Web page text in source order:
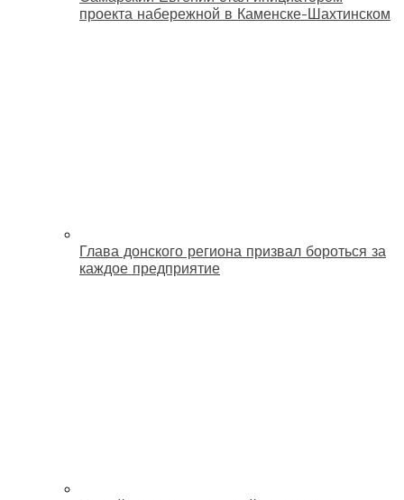
проекта набережной в Каменске-Шахтинском
Глава донского региона призвал бороться за
каждое предприятие